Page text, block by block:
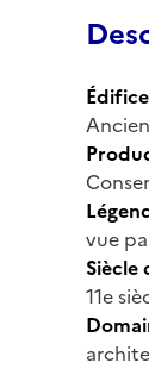
Édifice
vue
11e